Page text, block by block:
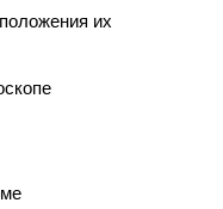
их